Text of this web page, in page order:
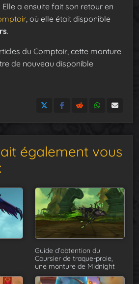
a ensuite fait son retour en
, où elle était disponible
.
du Comptoir, cette monture
de nouveau disponible
également vous
Guide d’obtention du
Coursier de traque-proie,
une monture de Midnight